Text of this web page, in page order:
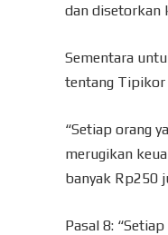
dan disetorkan
Sementara
tentang Tipikor
“Setiap orang
merugikan
banyak Rp250
Pasal 8: